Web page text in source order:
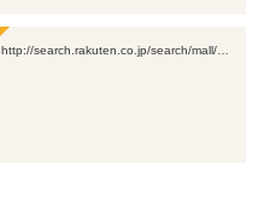
http://search.rakuten.co.jp/search/mall/…